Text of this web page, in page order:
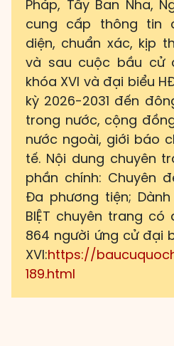
Pháp, Tây Ban Nha,
cung cấp thông tin
diện, chuẩn xác, kịp
và sau cuộc bầu cử
khóa XVI và đại biểu
kỳ 2026-2031 đến
trong nước, cộng
nước ngoài, giới báo
tế. Nội dung chuyên
phần chính: Chuyên
Đa phương tiện;
BIỆT chuyên trang
864 người ứng cử đại
XVI:https://
189.html